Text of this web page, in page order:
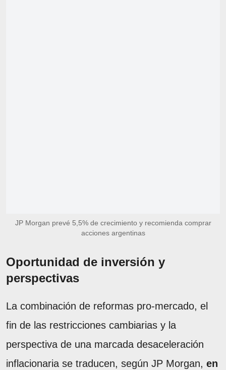
JP Morgan prevé 5,5% de crecimiento y recomienda comprar
acciones argentinas
Oportunidad de inversión y
perspectivas
La combinación de reformas pro-mercado, el
fin de las restricciones cambiarias y la
perspectiva de una marcada desaceleración
inflacionaria se traducen, según JP Morgan, en